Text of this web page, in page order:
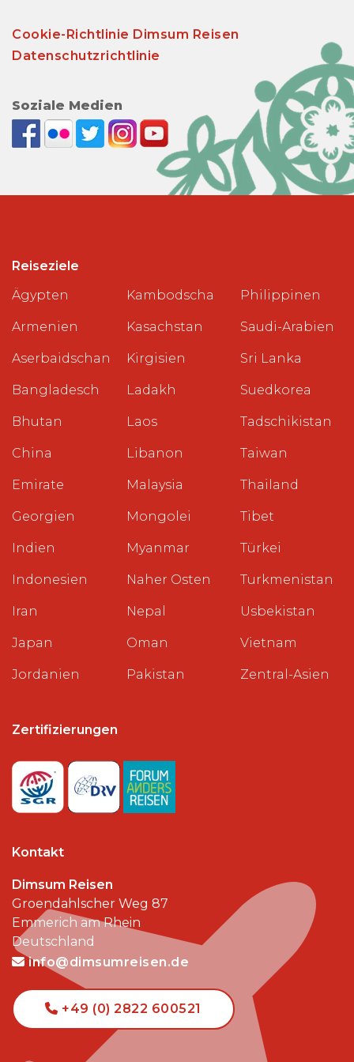
Cookie-Richtlinie Dimsum Reisen
Datenschutzrichtlinie
Soziale Medien
Reiseziele
Ägypten
Armenien
Aserbaidschan
Bangladesch
Bhutan
China
Emirate
Georgien
Indien
Indonesien
Iran
Japan
Jordanien
Kambodscha
Kasachstan
Kirgisien
Ladakh
Laos
Libanon
Malaysia
Mongolei
Myanmar
Naher Osten
Nepal
Oman
Pakistan
Philippinen
Saudi-Arabien
Sri Lanka
Suedkorea
Tadschikistan
Taiwan
Thailand
Tibet
Türkei
Turkmenistan
Usbekistan
Vietnam
Zentral-Asien
Zertifizierungen
Kontakt
Dimsum Reisen
Groendahlscher Weg 87
Emmerich am Rhein
Deutschland
info@dimsumreisen.de
+49 (0) 2822 600521